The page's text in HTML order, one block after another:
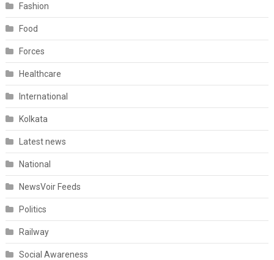
Fashion
Food
Forces
Healthcare
International
Kolkata
Latest news
National
NewsVoir Feeds
Politics
Railway
Social Awareness